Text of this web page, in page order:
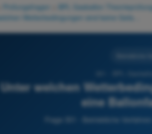
Prüfungsfragen BPL Gasballon
Unter welchen
eine
Frage 301 - Betriebliche